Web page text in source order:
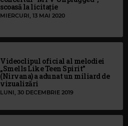
scoasă la licitație
MIERCURI, 13 MAI 2020
Videoclipul oficial al melodiei
„Smells Like Teen Spirit”
(Nirvana) a adunat un miliard de
vizualizări
LUNI, 30 DECEMBRIE 2019